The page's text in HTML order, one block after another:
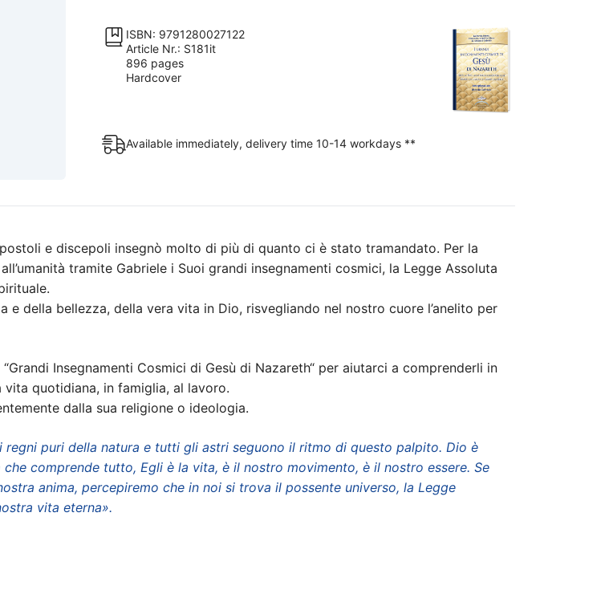
di
Gesù
ISBN: 9791280027122
Article Nr.: S181it
896 pages
Hardcover
Available immediately, delivery time 10-14 workdays **
e discepoli insegnò molto di più di quanto ci è stato tramandato. Per la
tramite Gabriele i Suoi grandi insegnamenti cosmici, la Legge Assoluta
e della bellezza, della vera vita in Dio, risvegliando nel nostro cuore l’anelito per
Insegnamenti Cosmici di Gesù di Nazareth“ per aiutarci a comprenderli in
quotidiana, in famiglia, al lavoro.
dalla sua religione o ideologia.
regni puri della natura e tutti gli astri seguono il ritmo di questo palpito. Dio è
comprende tutto, Egli è la vita, è il nostro movimento, è il nostro essere. Se
anima, percepiremo che in noi si trova il possente universo, la Legge
vita eterna».